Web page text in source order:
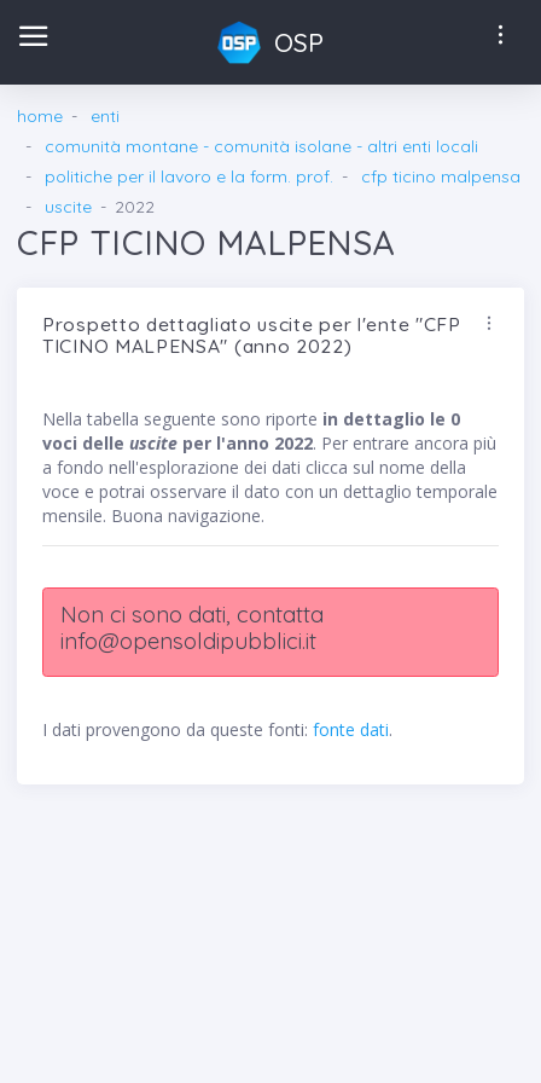
OSP
home
enti
comunità montane - comunità isolane - altri enti locali
politiche per il lavoro e la form. prof.
cfp ticino malpensa
uscite
2022
CFP TICINO MALPENSA
Prospetto dettagliato uscite per l'ente "CFP
TICINO MALPENSA" (anno 2022)
Nella tabella seguente sono riporte in dettaglio le 0
voci delle uscite per l'anno 2022. Per entrare ancora più
a fondo nell'esplorazione dei dati clicca sul nome della
voce e potrai osservare il dato con un dettaglio temporale
mensile. Buona navigazione.
Non ci sono dati, contatta
info@opensoldipubblici.it
I dati provengono da queste fonti: fonte dati.